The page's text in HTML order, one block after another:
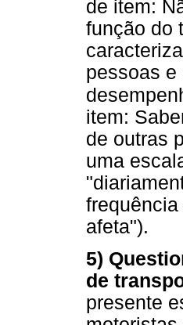
de item:
função do
pessoas e
item:
de outras
uma
afeta").
5)
de
presente